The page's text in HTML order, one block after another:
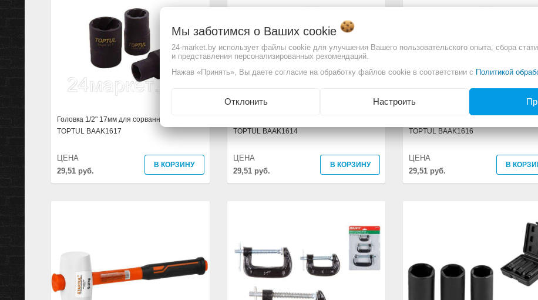
Головка 1/2" 17мм для сорванных граней
TOPTUL BAAK1617
29,51 руб.
ЦЕНА
В КОРЗИНУ
TOPTUL BAAK1614
29,51 руб.
ЦЕНА
В КОРЗИНУ
TOPTUL BAAK1616
29,51 руб.
ЦЕНА
В
Мы заботимся о Ваших cookie
24-market.by использует файлы cookie для улучшения Вашего пользовательского опыта, сбора
и представления персонализированных рекомендаций.
Нажав «Принять», Вы даете согласие на обработку файлов cookie в соответствии с Политикой
Отклонить Настроить